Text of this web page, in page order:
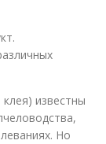
известны
Но